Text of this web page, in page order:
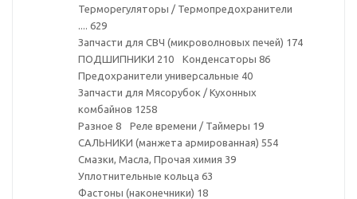
Терморегуляторы / Термопредохранители
.... 629
Запчасти для СВЧ (микроволновых печей) 174
ПОДШИПНИКИ 210 Конденсаторы 86
Предохранители универсальные 40
Запчасти для Мясорубок / Кухонных
комбайнов 1258
Разное 8 Реле времени / Таймеры 19
САЛЬНИКИ (манжета армированная) 554
Смазки, Масла, Прочая химия 39
Уплотнительные кольца 63
Фастоны (наконечники) 18